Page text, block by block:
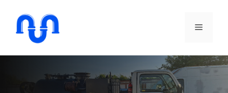
contenido
MENÚ